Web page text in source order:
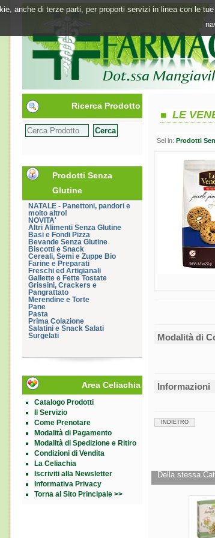
anche di terze parti, per proporti servizi in linea con le
Ricerca Prodotto
Prodotti Senza
Glutine
NATALE - Panettoni, pandori e
molto altro!
NOVITA'
Altri Alimenti Senza Glutine
Basi e Fondi Pizza
Bevande Senza Glutine
Biscotti e Snack
Cereali, Semi e Zuppe Bio
Farine e Preparati
Freschi ed Artigianali
Gallette e Fette Tostate
Grissini, Crackers e
Pangrattato
Merendine e Torte
Pane
Pasta
Prima Colazione
Salatini e Snack Salati
Surgelati
Area Celiachia
Catalogo Prodotti
Il Servizio
Come Prenotare
Modalità di Pagamento
Modalità di Spedizione e Ritiro
Condizioni di Vendita
La Celiachia
Iscriviti alla Newsletter
Informativa Privacy
Torna al Sito Principale >>
LE
Sei in: Prodotti
Modalità di
Informazioni
INDIETRO
Della stessa